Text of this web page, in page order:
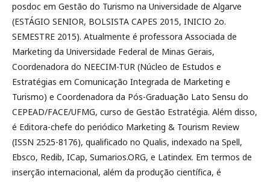
posdoc em Gestão do Turismo na Universidade de Algarve
(ESTÁGIO SENIOR, BOLSISTA CAPES 2015, INICIO 2o.
SEMESTRE 2015). Atualmente é professora Associada de
Marketing da Universidade Federal de Minas Gerais,
Coordenadora do NEECIM-TUR (Núcleo de Estudos e
Estratégias em Comunicação Integrada de Marketing e
Turismo) e Coordenadora da Pós-Graduação Lato Sensu do
CEPEAD/FACE/UFMG, curso de Gestão Estratégia. Além disso,
é Editora-chefe do periódico Marketing & Tourism Review
(ISSN 2525-8176), qualificado no Qualis, indexado na Spell,
Ebsco, Redib, ICap, Sumarios.ORG, e Latindex. Em termos de
inserção internacional, além da produção científica, é